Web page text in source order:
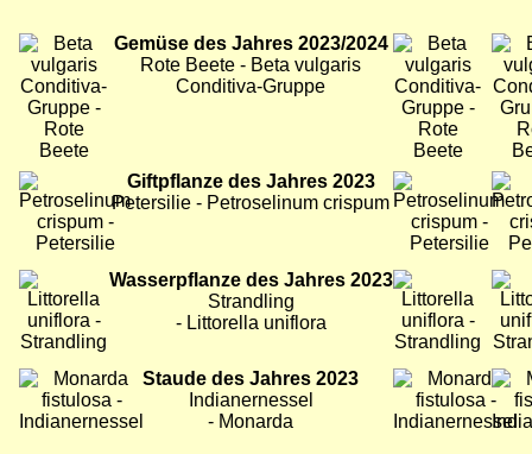
Bild
Gemüse des Jahres 2023/2024
Rote Beete - Beta vulgaris
Conditiva-Gruppe
Bild Bild
Bild
Giftpflanze des Jahres 2023
Petersilie - Petroselinum crispum
Bild Bild
Bild
Wasserpflanze des Jahres 2023
Strandling
- Littorella uniflora
Bild Bild
Bild
Staude des Jahres 2023
Indianernessel
- Monarda
Bild Bild